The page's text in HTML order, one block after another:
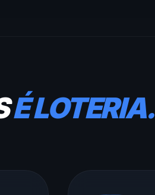
É LOTERIA.